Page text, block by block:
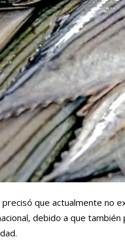
precisó que actualmente no
debido a que